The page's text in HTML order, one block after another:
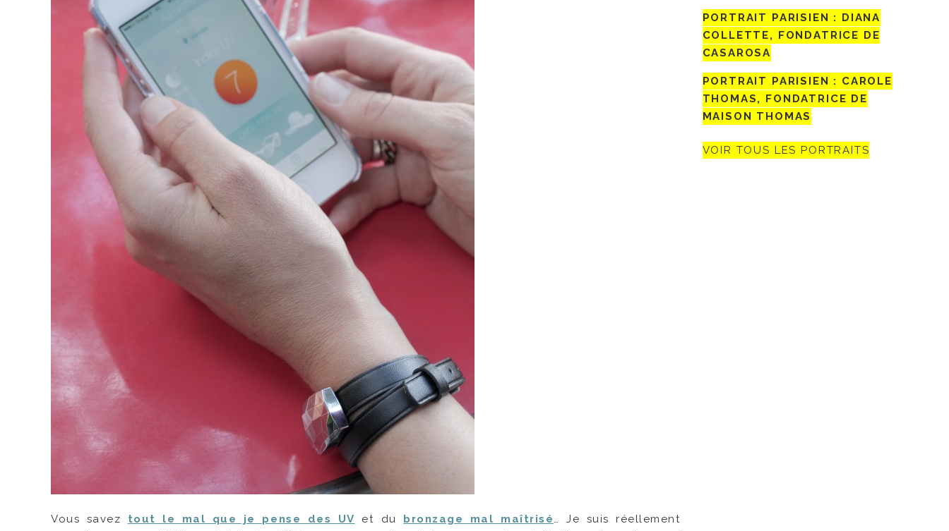
Vous savez tout le mal que je pense des UV et du bronzage mal maîtrisé… Je suis réellement
PORTRAIT PARISIEN : DIANA
COLLETTE, FONDATRICE DE
CASAROSA
PORTRAIT PARISIEN : CAROLE
THOMAS, FONDATRICE DE
MAISON THOMAS
VOIR TOUS LES PORTRAITS